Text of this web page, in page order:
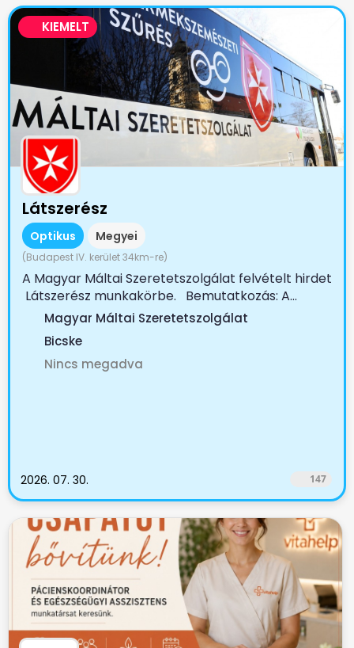
KIEMELT
Látszerész
Optikus Megyei
(Budapest IV. kerület 34km-re)
A Magyar Máltai Szeretetszolgálat felvételt hirdet
Látszerész munkakörbe. Bemutatkozás: A...
Magyar Máltai Szeretetszolgálat
Bicske
Nincs megadva
2026. 07. 30. 147